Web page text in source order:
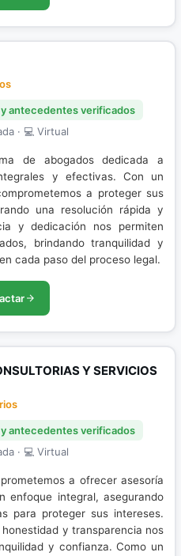
antecedentes verificados
· 💻 Virtual
de abogados dedicada a
y efectivas. Con un
a proteger sus
una resolución rápida y
y dedicación nos permiten
brindando tranquilidad y
cada paso del proceso legal.
Y SERVICIOS
antecedentes verificados
· 💻 Virtual
a ofrecer asesoría
enfoque integral, asegurando
para proteger sus intereses.
y transparencia nos
y confianza. Como un